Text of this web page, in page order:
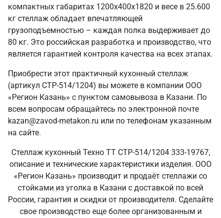
компактных габаритах 1200х400х1820 и весе в 25.600
кг стеллаж обладает впечатляющей
грузоподъемностью – каждая полка выдерживает до
80 кг. Это российская разработка и производство, что
является гарантией контроля качества на всех этапах.
Приобрести этот практичный кухонный стеллаж
(артикул СТР-514/1204) вы можете в компании ООО
«Регион Казань» с пунктом самовывоза в Казани. По
всем вопросам обращайтесь по электронной почте
kazan@zavod-metakon.ru или по телефонам указанным
на сайте.
Стеллаж кухонный Техно ТТ СТР-514/1204 333-19767,
описание и технические характеристики изделия. ООО
«Регион Казань» производит и продаёт стеллажи со
стойками из уголка в Казани с доставкой по всей
России, гарантия и скидки от производителя. Сделайте
свое производство еще более организованным и